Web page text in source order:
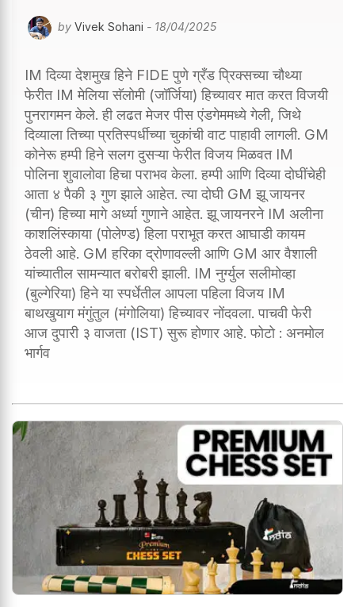
by Vivek Sohani - 18/04/2025
IM दिव्या देशमुख हिने FIDE पुणे ग्रँड प्रिक्सच्या चौथ्या
फेरीत IM मेलिया सॅलोमी (जॉर्जिया) हिच्यावर मात करत विजयी
पुनरागमन केले. ही लढत मेजर पीस एंडगेममध्ये गेली, जिथे
दिव्याला तिच्या प्रतिस्पर्धीच्या चुकांची वाट पाहावी लागली. GM
कोनेरू हम्पी हिने सलग दुसऱ्या फेरीत विजय मिळवत IM
पोलिना शुवालोवा हिचा पराभव केला. हम्पी आणि दिव्या दोघींचेही
आता ४ पैकी ३ गुण झाले आहेत. त्या दोघी GM झू जायनर
(चीन) हिच्या मागे अर्ध्या गुणाने आहेत. झू जायनरने IM अलीना
काशलिंस्काया (पोलेण्ड) हिला पराभूत करत आघाडी कायम
ठेवली आहे. GM हरिका द्रोणावल्ली आणि GM आर वैशाली
यांच्यातील सामन्यात बरोबरी झाली. IM नुर्ग्युल सलीमोव्हा
(बुल्गेरिया) हिने या स्पर्धेतील आपला पहिला विजय IM
बाथखुयाग मंगुंतुल (मंगोलिया) हिच्यावर नोंदवला. पाचवी फेरी
आज दुपारी ३ वाजता (IST) सुरू होणार आहे. फोटो : अनमोल
भार्गव